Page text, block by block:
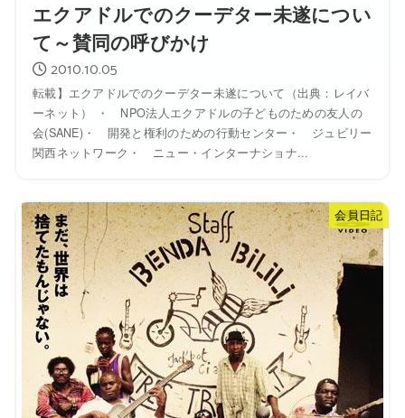
エクアドルでのクーデター未遂につい
て～賛同の呼びかけ
2010.10.05
転載】エクアドルでのクーデター未遂について（出典：レイバ
ーネット） ・ NPO法人エクアドルの子どものための友人の
会(SANE)・ 開発と権利のための行動センター・ ジュビリー
関西ネットワーク・ ニュー・インターナショナ...
会員日記